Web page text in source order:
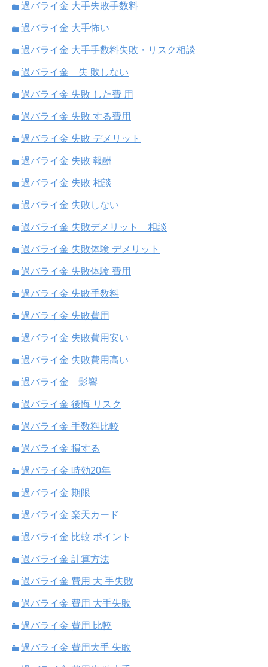
過バライ金 大手失敗手数料
過バライ金 大手怖い
過バライ金 大手手数料失敗・リスク相談
過バライ金 失 敗しない
過バライ金 失敗 した費 用
過バライ金 失敗 する費用
過バライ金 失敗 デメリット
過バライ金 失敗 報酬
過バライ金 失敗 相談
過バライ金 失敗しない
過バライ金 失敗デメリット 相談
過バライ金 失敗体験 デメリット
過バライ金 失敗体験 費用
過バライ金 失敗手数料
過バライ金 失敗費用
過バライ金 失敗費用安い
過バライ金 失敗費用高い
過バライ金 影響
過バライ金 後悔 リスク
過バライ金 手数料比較
過バライ金 損する
過バライ金 時効20年
過バライ金 期限
過バライ金 楽天カード
過バライ金 比較 ポイント
過バライ金 計算方法
過バライ金 費用 大 手失敗
過バライ金 費用 大手失敗
過バライ金 費用 比較
過バライ金 費用大手 失敗